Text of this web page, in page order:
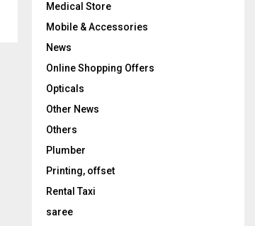
Medical Store
Mobile & Accessories
News
Online Shopping Offers
Opticals
Other News
Others
Plumber
Printing, offset
Rental Taxi
saree